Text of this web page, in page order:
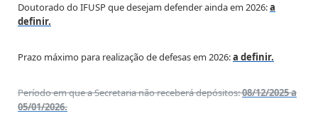
Doutorado do IFUSP que desejam defender ainda em 2026:a
definir.
Prazo máximo para realização de defesas em 2026:a definir.
Período em que a Secretaria não receberá depósitos:08/12/2025 a
05/01/2026.